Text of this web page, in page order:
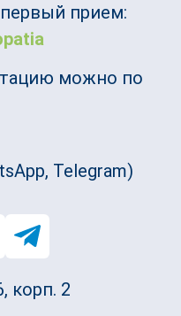
прием:
можно по
Telegram)
корп. 2